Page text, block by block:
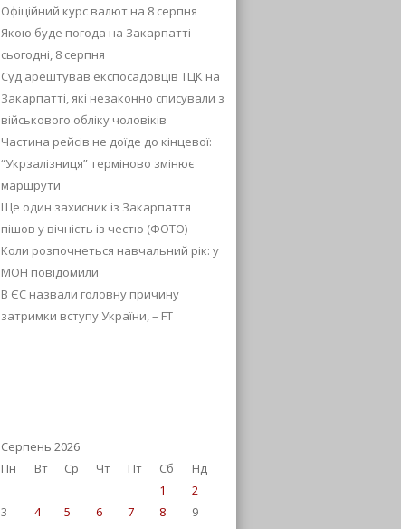
Офіційний курс валют на 8 серпня
Якою буде погода на Закарпатті
сьогодні, 8 серпня
Суд арештував експосадовців ТЦК на
Закарпатті, які незаконно списували з
військового обліку чоловіків
Частина рейсів не доїде до кінцевої:
“Укрзалізниця” терміново змінює
маршрути
Ще один захисник із Закарпаття
пішов у вічність із честю (ФОТО)
Коли розпочнеться навчальний рік: у
МОН повідомили
В ЄС назвали головну причину
затримки вступу України, – FT
Серпень 2026
Пн
Вт Ср Чт Пт Сб
Нд
1
2
3
4 5 6 7 8
9